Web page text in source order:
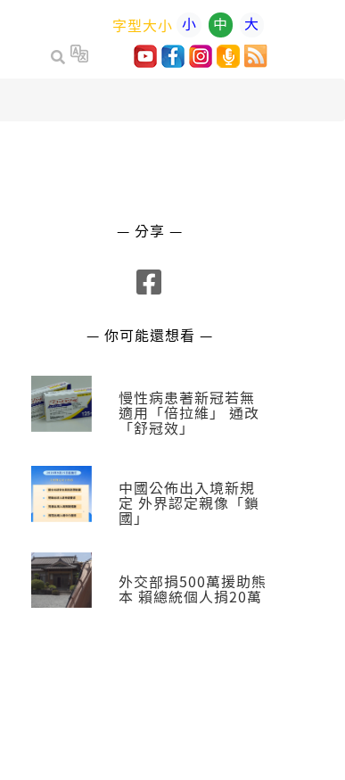
字型大小 小 中 大
— 分享 —
— 你可能還想看 —
慢性病患著新冠若無
適用「倍拉維」 通改
「舒冠效」
中國公佈出入境新規
定 外界認定親像「鎖
國」
外交部捐500萬援助熊
本 賴總統個人捐20萬